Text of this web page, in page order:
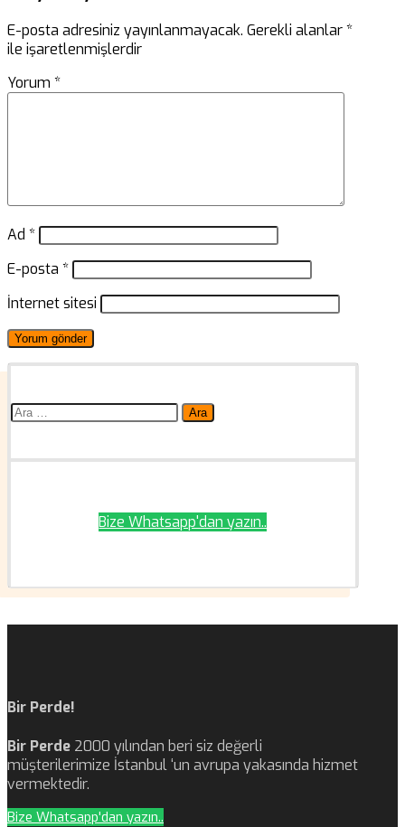
E-posta adresiniz yayınlanmayacak. Gerekli alanlar*
ile işaretlenmişlerdir
Yorum *
Ad *
E-posta *
İnternet sitesi
Arama:
Bize Whatsapp'dan yazın..
Bir Perde!
Bir Perde 2000 yılından beri siz değerli
müşterilerimize İstanbul ‘un avrupa yakasında hizmet
vermektedir.
Bize Whatsapp'dan yazın..